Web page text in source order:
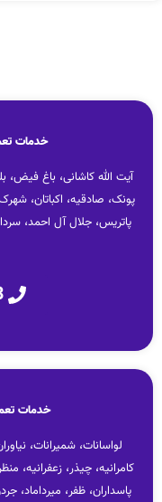
خدمات
آیت الله کاشانی، باغ فیض،
پونک، صادقیه، اکباتان، شهرک
پاتریس، جلال آل احمد،
خدمات
لواسانات، شمیرانات،
کامرانیه، چیذر، زعفرانیه،
پاسداران، ظفر،